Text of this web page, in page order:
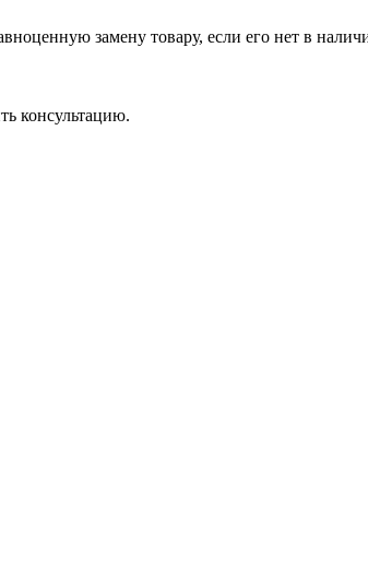
замену товару, если его нет в
консультацию.